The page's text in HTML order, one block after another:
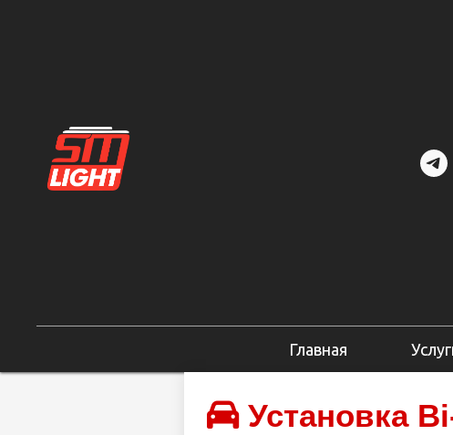
Главная
Установка